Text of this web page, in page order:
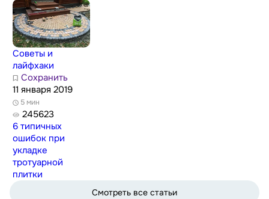
Советы и
лайфхаки
Сохранить
11 января 2019
5 мин
245623
6 типичных
ошибок при
укладке
тротуарной
плитки
Смотреть все статьи